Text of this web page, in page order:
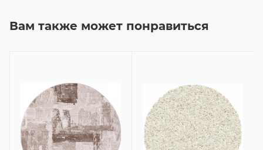
Вам также может понравиться